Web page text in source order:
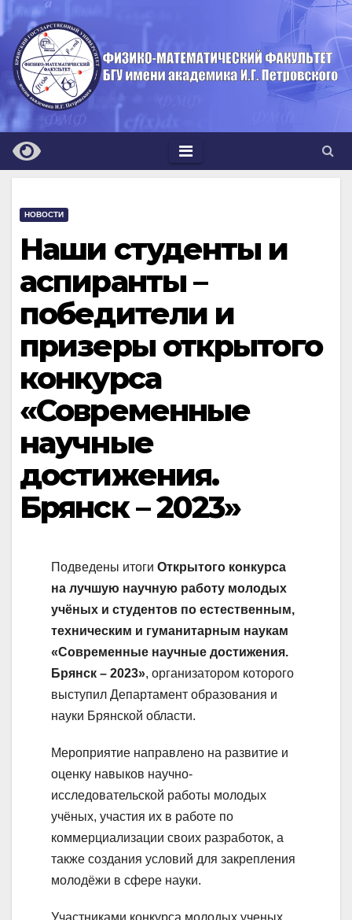
Перейти
к
содержимому
НОВОСТИ
Наши студенты и
аспиранты –
победители и
призеры открытого
конкурса
«Современные
научные
достижения.
Брянск – 2023»
Подведены итоги Открытого конкурса
на лучшую научную работу молодых
учёных и студентов по естественным,
техническим и гуманитарным наукам
«Современные научные достижения.
Брянск – 2023», организатором которого
выступил Департамент образования и
науки Брянской области.
Мероприятие направлено на развитие и
оценку навыков научно-
исследовательской работы молодых
учёных, участия их в работе по
коммерциализации своих разработок, а
также создания условий для закрепления
молодёжи в сфере науки.
Участниками конкурса молодых ученых